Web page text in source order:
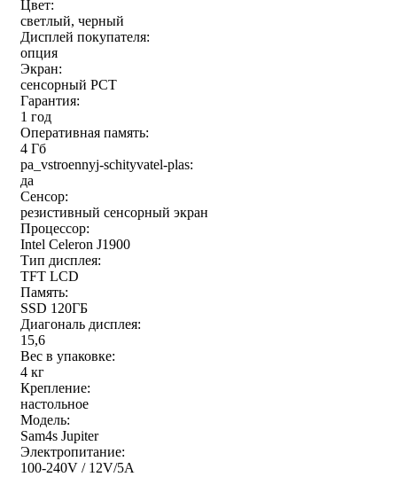
Цвет:
светлый, черный
Дисплей покупателя:
опция
Экран:
сенсорный РСТ
Гарантия:
1 год
Оперативная память:
4 Гб
pa_vstroennyj-schityvatel-plas:
да
Сенсор:
резистивный сенсорный экран
Процессор:
Intel Celeron J1900
Тип дисплея:
TFT LCD
Память:
SSD 120ГБ
Диагональ дисплея:
15,6
Вес в упаковке:
4 кг
Крепление:
настольное
Модель:
Sam4s Jupiter
Электропитание:
100-240V / 12V/5A